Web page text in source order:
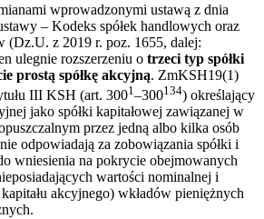
wprowadzonymi ustawą z dnia
– Kodeks spółek handlowych oraz
(Dz.U. z 2019 r. poz. 1655, dalej:
ulegnie rozszerzeniu o trzeci typ spółki
prostą spółkę akcyjną. ZmKSH19(1)
III KSH (art. 3001 –300134) określający
jako spółki kapitałowej zawiązanej w
przez jedną albo kilka osób
odpowiadają za zobowiązania spółki i
wniesienia na pokrycie obejmowanych
wartości nominalnej i
akcyjnego) wkładów pieniężnych